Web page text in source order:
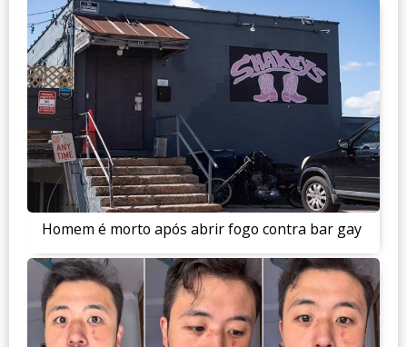
Homem é morto após abrir fogo contra bar gay